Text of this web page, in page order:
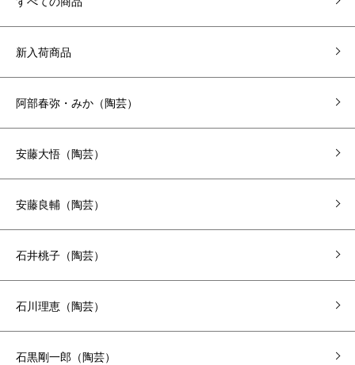
新入荷商品
阿部春弥・みか（陶芸）
安藤大悟（陶芸）
安藤良輔（陶芸）
石井桃子（陶芸）
石川理恵（陶芸）
石黒剛一郎（陶芸）